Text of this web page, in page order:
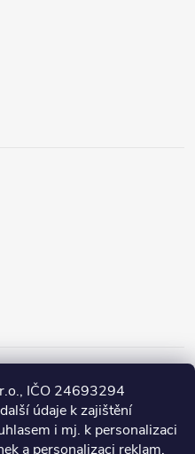
IČO 24693294
údaje k zajištění
i mj. k personalizaci
a personalizaci reklam.